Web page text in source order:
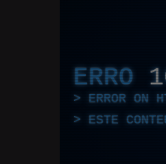
ERRO
ERROR ON
ESTE